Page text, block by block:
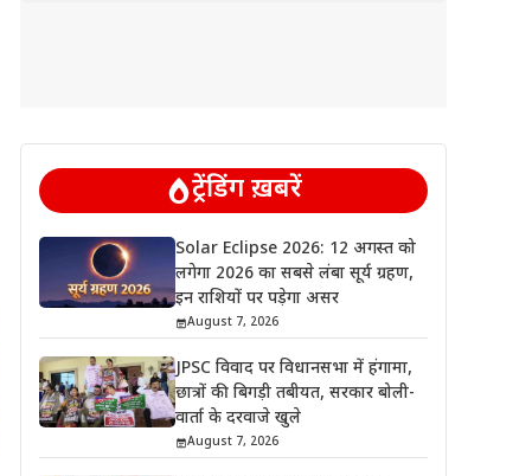
ट्रेंडिंग ख़बरें
Solar Eclipse 2026: 12 अगस्त को
लगेगा 2026 का सबसे लंबा सूर्य ग्रहण,
इन राशियों पर पड़ेगा असर
August 7, 2026
JPSC विवाद पर विधानसभा में हंगामा,
छात्रों की बिगड़ी तबीयत, सरकार बोली-
वार्ता के दरवाजे खुले
August 7, 2026